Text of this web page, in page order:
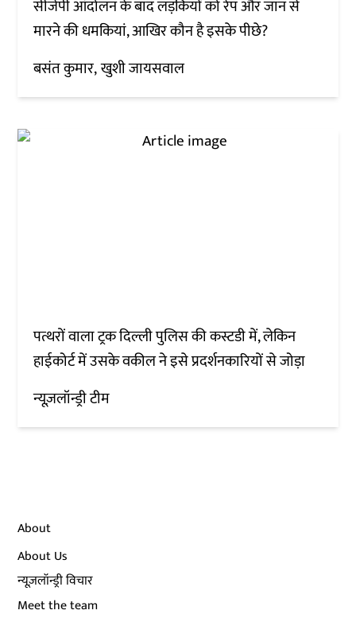
सीजेपी आंदोलन के बाद लड़कियों को रेप और जान से
मारने की धमकियां, आखिर कौन है इसके पीछे?
बसंत कुमार खुशी जायसवाल
पत्थरों वाला ट्रक दिल्ली पुलिस की कस्टडी में, लेकिन
हाईकोर्ट में उसके वकील ने इसे प्रदर्शनकारियों से जोड़ा
न्यूज़लॉन्ड्री टीम
About
About Us
न्यूज़लॉन्ड्री विचार
Meet the team